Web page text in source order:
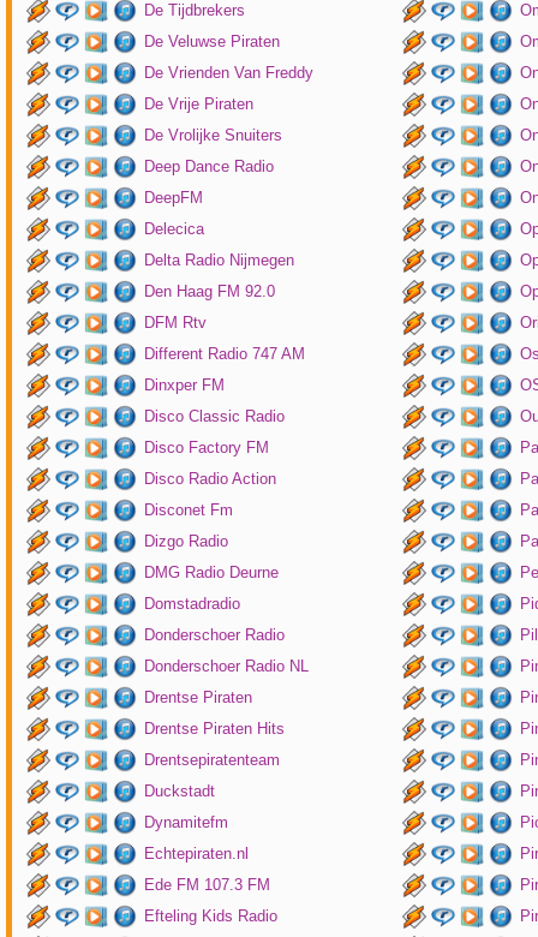
De Tijdbrekers
De Veluwse Piraten
De Vrienden Van Freddy
De Vrije Piraten
De Vrolijke Snuiters
Deep Dance Radio
DeepFM
Delecica
Delta Radio Nijmegen
Den Haag FM 92.0
DFM Rtv
Different Radio 747 AM
Dinxper FM
Disco Classic Radio
Disco Factory FM
Disco Radio Action
Disconet Fm
Dizgo Radio
DMG Radio Deurne
Domstadradio
Donderschoer Radio
Donderschoer Radio NL
Drentse Piraten
Drentse Piraten Hits
Drentsepiratenteam
Duckstadt
Dynamitefm
Echtepiraten.nl
Ede FM 107.3 FM
Efteling Kids Radio